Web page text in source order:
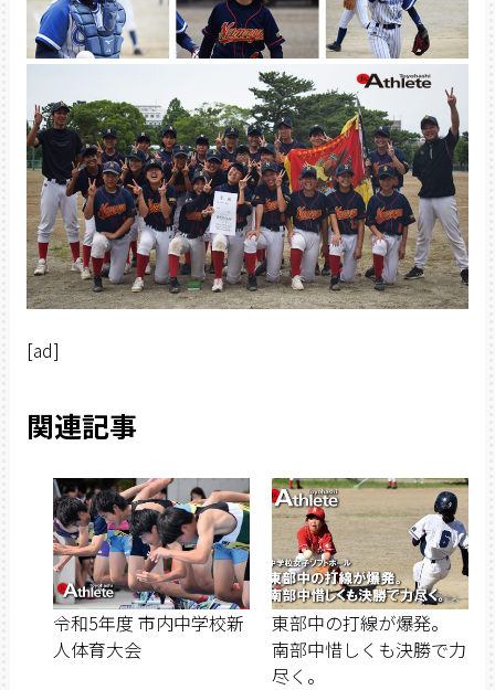
[ad]
関連記事
令和5年度 市内中学校新
人体育大会
東部中の打線が爆発。
南部中惜しくも決勝で力
尽く。